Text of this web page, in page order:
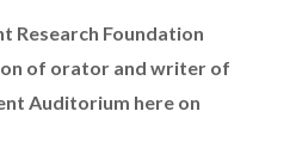
Research Foundation
of orator and writer of
Auditorium here on